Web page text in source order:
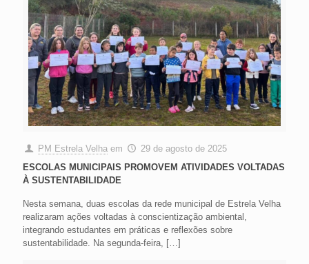
PM Estrela Velha em
29 de agosto de 2025
ESCOLAS MUNICIPAIS PROMOVEM ATIVIDADES VOLTADAS
À SUSTENTABILIDADE
Nesta semana, duas escolas da rede municipal de Estrela Velha
realizaram ações voltadas à conscientização ambiental,
integrando estudantes em práticas e reflexões sobre
sustentabilidade. Na segunda-feira,
[…]